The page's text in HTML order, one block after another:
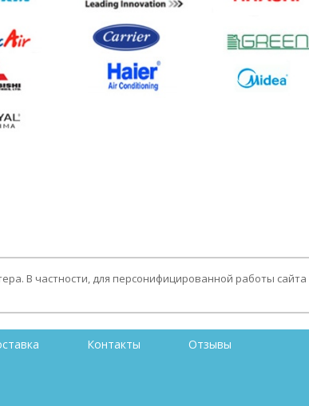
В частности, для персонифицированной работы
Контакты Отзывы